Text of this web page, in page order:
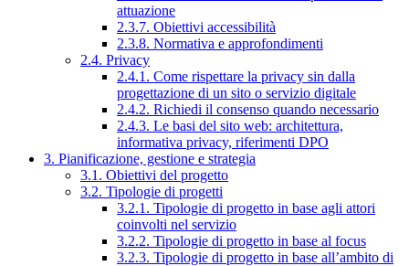
attuazione
2.3.7. Obiettivi accessibilità
2.3.8. Normativa e approfondimenti
2.4. Privacy
2.4.1. Come rispettare la privacy sin dalla
progettazione di un sito o servizio digitale
2.4.2. Richiedi il consenso quando necessario
2.4.3. Le basi del sito web: architettura,
informativa privacy, riferimenti DPO
3. Pianificazione, gestione e strategia
3.1. Obiettivi del progetto
3.2. Tipologie di progetti
3.2.1. Tipologie di progetto in base agli attori
coinvolti nel servizio
3.2.2. Tipologie di progetto in base al focus
3.2.3. Tipologie di progetto in base all’ambito di